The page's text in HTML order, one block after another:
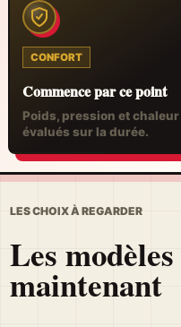
CONFORT
Commence par ce point
Poids, pression et
évalués sur la durée.
LES CHOIX À REGARDER
Les
maintenant